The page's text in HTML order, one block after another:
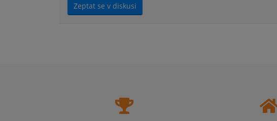
Zeptat se v diskusi